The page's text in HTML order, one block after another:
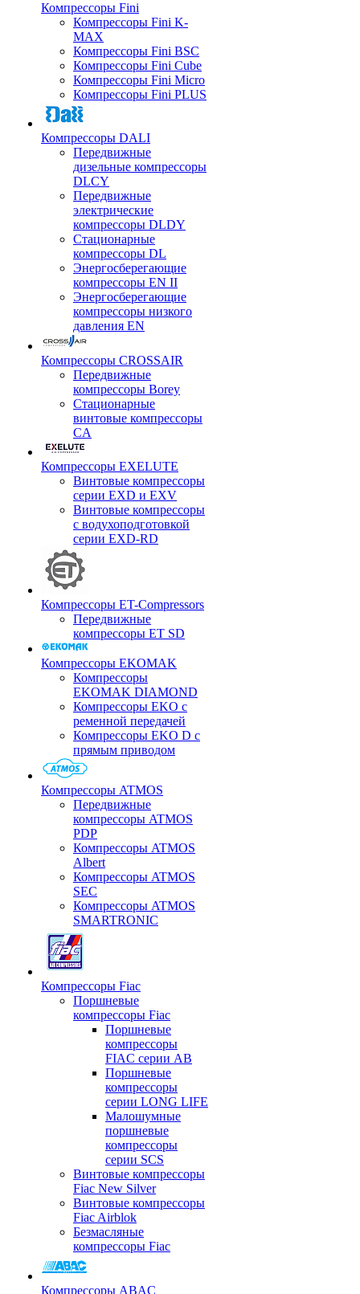
Компрессоры Fini
Компрессоры Fini K-
MAX
Компрессоры Fini BSC
Компрессоры Fini Cube
Компрессоры Fini Micro
Компрессоры Fini PLUS
Компрессоры DALI
Передвижные
дизельные компрессоры
DLCY
Передвижные
электрические
компрессоры DLDY
Стационарные
компрессоры DL
Энергосберегающие
компрессоры EN II
Энергосберегающие
компрессоры низкого
давления EN
Компрессоры CROSSAIR
Передвижные
компрессоры Borey
Стационарные
винтовые компрессоры
CA
Компрессоры EXELUTE
Винтовые компрессоры
серии EXD и EXV
Винтовые компрессоры
с водухоподготовкой
серии EXD-RD
Компрессоры ET-Compressors
Передвижные
компрессоры ET SD
Компрессоры EKOMAK
Компрессоры
EKOMAK DIAMOND
Компрессоры EKO c
ременной передачей
Компрессоры EKO D с
прямым приводом
Компрессоры ATMOS
Передвижные
компрессоры ATMOS
PDP
Компрессоры ATMOS
Albert
Компрессоры ATMOS
SEC
Компрессоры ATMOS
SMARTRONIC
Компрессоры Fiac
Поршневые
компрессоры Fiac
Поршневые
компрессоры
FIAC серии AB
Поршневые
компрессоры
серии LONG LIFE
Малошумные
поршневые
компрессоры
серии SCS
Винтовые компрессоры
Fiac New Silver
Винтовые компрессоры
Fiac Airblok
Безмасляные
компрессоры Fiac
Компрессоры ABAC